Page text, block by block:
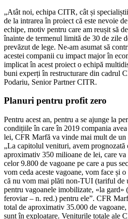
„Atât noi, echipa CITR, cât și
de la intrarea în proiect că este nevoie
echipe, motiv pentru care am reușit să
înainte de termenul limită de 30 de zile
prevăzut de lege. Ne-am asumat să
acestei companii cu impact major în
implicat în acest proiect o echipă
buni experți în restructurare din cadrul
Podariu, Senior Partner CITR.
Planuri pentru profit zero
Pentru acest an, pentru a se ajunge la
condițiile în care în 2019 compania
lei, CFR Marfă va vinde mai mult de un
„La capitolul venituri, avem prognozată
aproximativ 350 milioane de lei, care
celor 9.800 de vagoane pe care a pus
vom ceda aceste vagoane, vom face și
că nu vom mai plăti non-TUI (tariful de
pentru vagoanele imobilizate, «la gard»
feroviar – n. red.) pentru ele”. CFR
total de aproximativ 35.000 de
sunt în exploatare. Veniturile totale ale